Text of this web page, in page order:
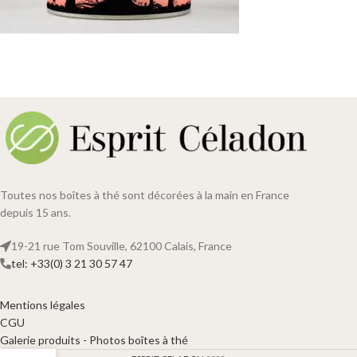
Toutes nos boîtes à thé sont décorées à la main en France
depuis 15 ans.
19-21 rue Tom Souville, 62100 Calais, France
tel: +33(0) 3 21 30 57 47
Mentions légales
CGU
Galerie produits - Photos boîtes à thé